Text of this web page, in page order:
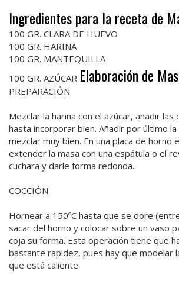
Ingredientes para la receta de
100 GR. CLARA DE HUEVO
100 GR. HARINA
100 GR. MANTEQUILLA
100 GR. AZÚCAR Elaboración de
PREPARACIÓN
Mezclar la harina con el azúcar, añadir
hasta incorporar bien. Añadir por último
mezclar muy bien. En una placa de horno
extender la masa con una espátula o el
cuchara y darle forma redonda.
COCCIÓN
Hornear a 150ºC hasta que se dore
sacar del horno y colocar sobre un vaso
coja su forma. Esta operación tiene que
bastante rapidez, pues hay que modelar
que está caliente.